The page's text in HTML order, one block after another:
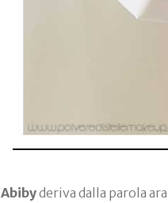
Abibyderiva dalla parola